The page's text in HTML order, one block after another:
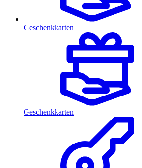
Geschenkkarten
Geschenkkarten